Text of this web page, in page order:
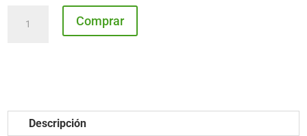
Comprar
Descripción